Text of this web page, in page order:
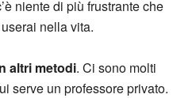
niente di più frustrante che
nella vita.
altri metodi. Ci sono molti
serve un professore privato.